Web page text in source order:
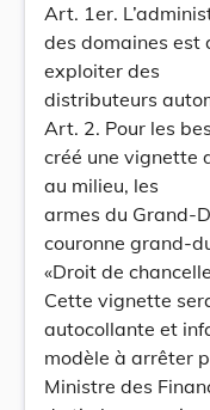
Art. 1er.
des domaines est
exploiter des
distributeurs
Art. 2. Pour les
créé une vignette
au milieu, les
armes du Grand-
couronne grand-
«Droit de
Cette vignette
autocollante et
modèle à arrêter
Ministre des